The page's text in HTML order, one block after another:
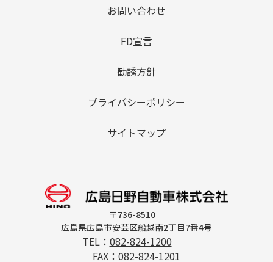
〒736-8510
広島県広島市安芸区船越南2丁目7番4号
TEL： 082-824-1200
FAX：082-824-1201
お問い合わせ
FD宣言
勧誘方針
プライバシーポリシー
サイトマップ